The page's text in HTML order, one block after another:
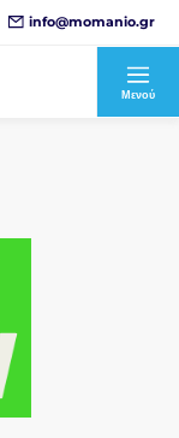
info@momanio.gr
Μενού